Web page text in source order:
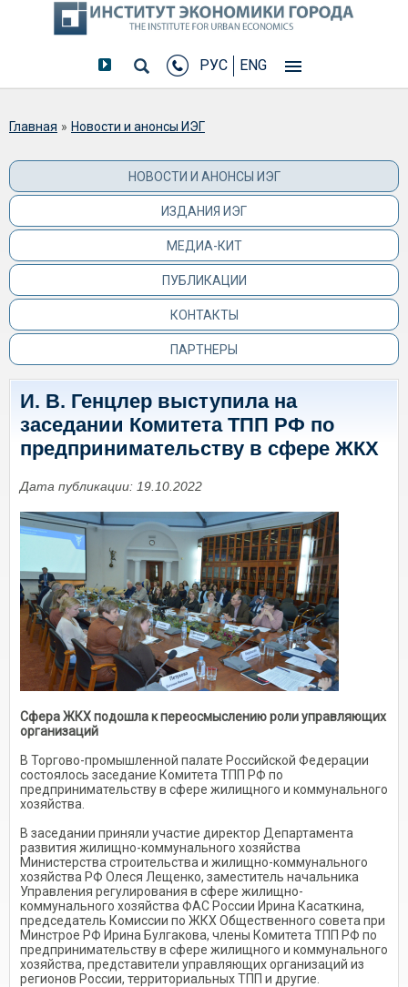
РУС ENG
Вы здесь
Главная » Новости и анонсы ИЭГ
НОВОСТИ И АНОНСЫ ИЭГ
ИЗДАНИЯ ИЭГ
МЕДИА-КИТ
ПУБЛИКАЦИИ
КОНТАКТЫ
ПАРТНЕРЫ
И. В. Генцлер выступила на
заседании Комитета ТПП РФ по
предпринимательству в сфере ЖКХ
Дата публикации: 19.10.2022
Сфера ЖКХ подошла к переосмыслению роли управляющих
организаций
В Торгово-промышленной палате Российской Федерации
состоялось заседание Комитета ТПП РФ по
предпринимательству в сфере жилищного и коммунального
хозяйства.
В заседании приняли участие директор Департамента
развития жилищно-коммунального хозяйства
Министерства строительства и жилищно-коммунального
хозяйства РФ Олеся Лещенко, заместитель начальника
Управления регулирования в сфере жилищно-
коммунального хозяйства ФАС России Ирина Касаткина,
председатель Комиссии по ЖКХ Общественного совета при
Минстрое РФ Ирина Булгакова, члены Комитета ТПП РФ по
предпринимательству в сфере жилищного и коммунального
хозяйства, представители управляющих организаций из
регионов России, территориальных ТПП и другие.